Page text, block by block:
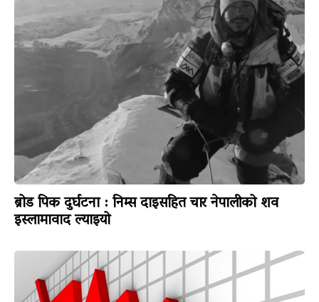
ब्रोड पिक दुर्घटना : निम्स दाइसहित चार नेपालीको शव
इस्लामावाद ल्याइयो